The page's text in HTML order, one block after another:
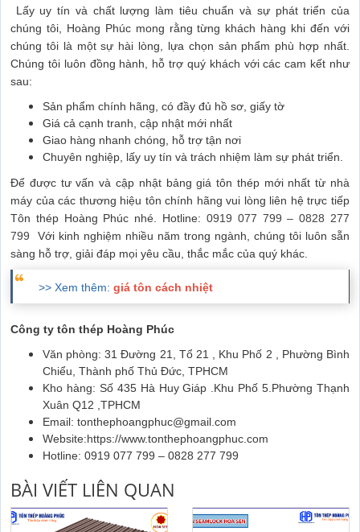
Lấy uy tín và chất lượng làm tiêu chuẩn và sự phát triển của
chúng tôi, Hoàng Phúc mong rằng từng khách hàng khi đến với
chúng tôi là một sự hài lòng, lựa chọn sản phẩm phù hợp nhất.
Chúng tôi luôn đồng hành, hỗ trợ quý khách với các cam kết như
sau:
Sản phẩm chính hãng, có đầy đủ hồ sơ, giấy tờ
Giá cả cạnh tranh, cập nhật mới nhất
Giao hàng nhanh chóng, hỗ trợ tận nơi
Chuyên nghiệp, lấy uy tín và trách nhiệm làm sự phát triển.
Để được tư vấn và cập nhật bảng giá tôn thép mới nhất từ nhà
máy của các thương hiệu tôn chính hãng vui lòng liên hệ trực tiếp
Tôn thép Hoàng Phúc nhé. Hotline: 0919 077 799 – 0828 277
799 Với kinh nghiệm nhiều năm trong ngành, chúng tôi luôn sẵn
sàng hỗ trợ, giải đáp mọi yêu cầu, thắc mắc của quý khác.
>> Xem thêm: giá tôn cách nhiệt
Công ty tôn thép Hoàng Phúc
Văn phòng: 31 Đường 21, Tổ 21 , Khu Phố 2 , Phường Bình
Chiểu, Thành phố Thủ Đức, TPHCM
Kho hàng: Số 435 Hà Huy Giáp .Khu Phố 5.Phường Thạnh
Xuân Q12 ,TPHCM
Email: tonthephoangphuc@gmail.com
Website:https://www.tonthephoangphuc.com
Hotline: 0919 077 799 – 0828 277 799
BÀI VIẾT LIÊN QUAN